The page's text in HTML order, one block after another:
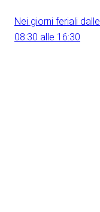
Nei giorni feriali dalle
08:30 alle 16:30